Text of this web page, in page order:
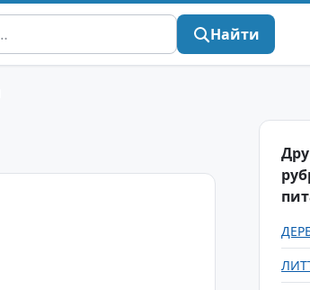
Найти